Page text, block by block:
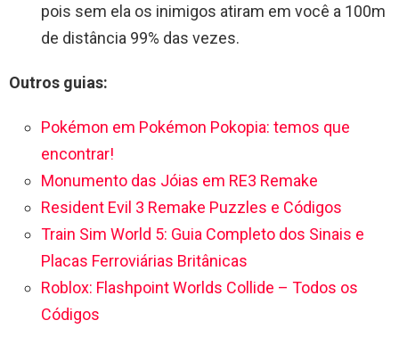
pois sem ela os inimigos atiram em você a 100m
de distância 99% das vezes.
Outros guias:
Pokémon em Pokémon Pokopia: temos que
encontrar!
Monumento das Jóias em RE3 Remake
Resident Evil 3 Remake Puzzles e Códigos
Train Sim World 5: Guia Completo dos Sinais e
Placas Ferroviárias Britânicas
Roblox: Flashpoint Worlds Collide – Todos os
Códigos